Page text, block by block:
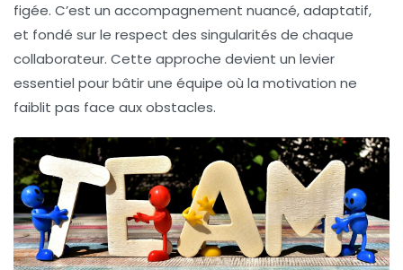
figée. C’est un accompagnement nuancé, adaptatif,
et fondé sur le respect des singularités de chaque
collaborateur. Cette approche devient un levier
essentiel pour bâtir une équipe où la motivation ne
faiblit pas face aux obstacles.